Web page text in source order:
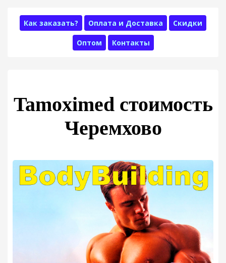
Как заказать? Оплата и Доставка Скидки
Оптом Контакты
Tamoximed стоимость
Черемхово